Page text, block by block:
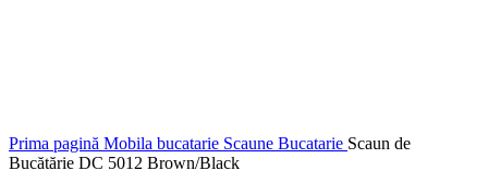
Prima pagină Mobila bucatarie Scaune Bucatarie Scaun de
Bucătărie DC 5012 Brown/Black